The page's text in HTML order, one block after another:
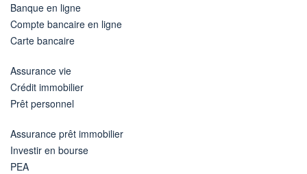
Banque en ligne
Compte bancaire en ligne
Carte bancaire
Assurance vie
Crédit immobilier
Prêt personnel
Assurance prêt immobilier
Investir en bourse
PEA